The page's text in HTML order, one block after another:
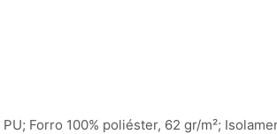
Forro 100% poliéster, 62 gr/m²;